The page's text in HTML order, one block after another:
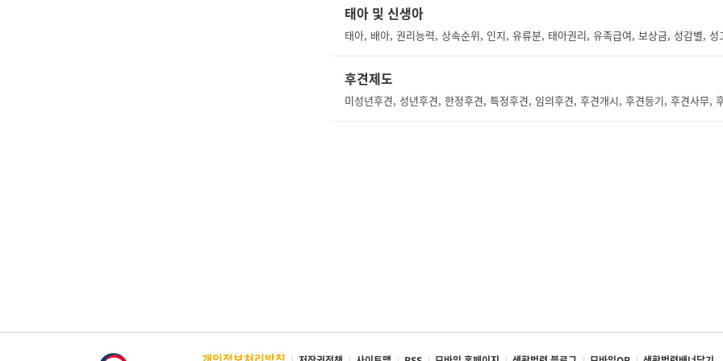
태아 및 신생아
후견제도
미성년후견, 성년후견, 한정후견, 특정후견, 임의후견, 후견개시, 후견등기, 후견사무,